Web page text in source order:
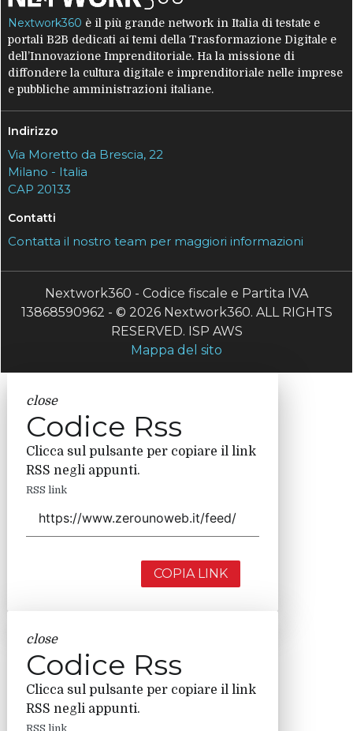
Nextwork360 è il più grande network in Italia di testate e
portali B2B dedicati ai temi della Trasformazione Digitale e
dell’Innovazione Imprenditoriale. Ha la missione di
diffondere la cultura digitale e imprenditoriale nelle imprese
e pubbliche amministrazioni italiane.
Indirizzo
Via Moretto da Brescia, 22
Milano - Italia
CAP 20133
Contatti
Contatta il nostro team per maggiori informazioni
Nextwork360 - Codice fiscale e Partita IVA
13868590962 - © 2026 Nextwork360. ALL RIGHTS
RESERVED. ISP AWS
Mappa del sito
close
Codice Rss
Clicca sul pulsante per copiare il link
RSS negli appunti.
RSS link
COPIA LINK
close
Codice Rss
Clicca sul pulsante per copiare il link
RSS negli appunti.
RSS link